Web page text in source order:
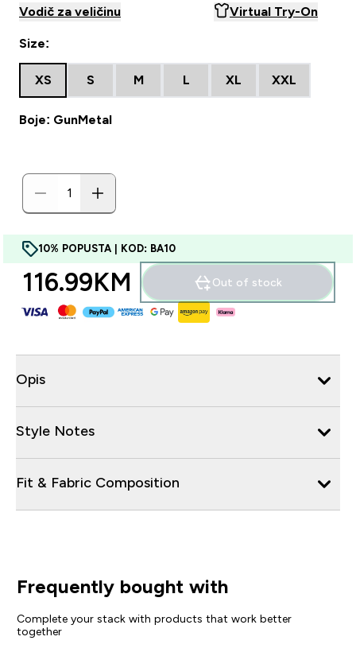
Vodič za veličinu Virtual Try-On
Size:
XS S M L XL XXL
Boje: GunMetal
10% POPUSTA | KOD: BA10
116.99KM‎ Out of stock
Opis
Style Notes
Fit & Fabric Composition
Frequently bought with
Complete your stack with products that work better
together